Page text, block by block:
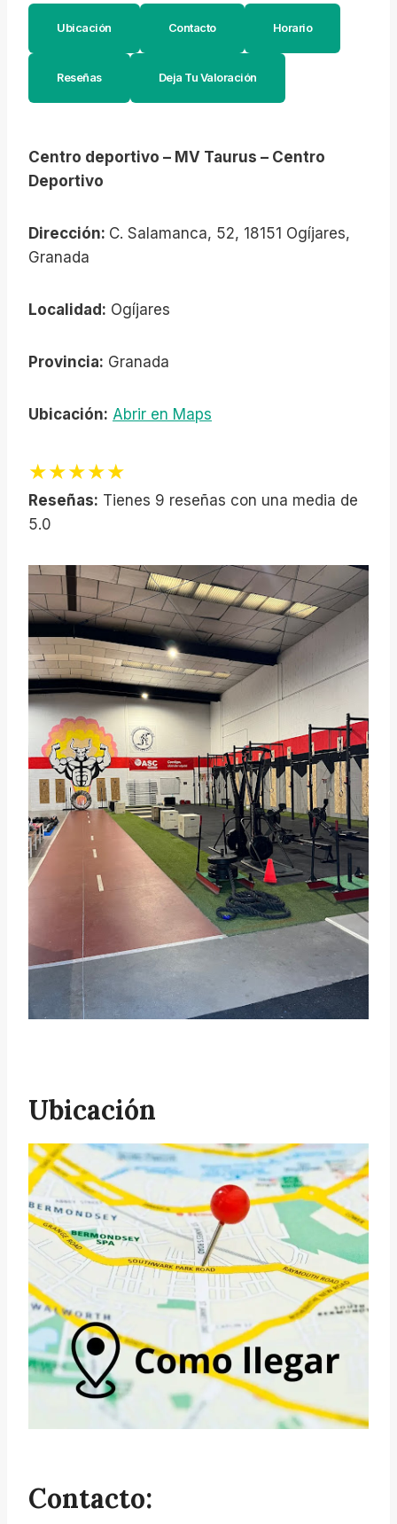
Ubicación Contacto Horario
Reseñas Deja Tu Valoración
Centro deportivo – MV Taurus – Centro
Deportivo
Dirección: C. Salamanca, 52, 18151 Ogíjares,
Granada
Localidad: Ogíjares
Provincia: Granada
Ubicación: Abrir en Maps
★★★★★
Reseñas: Tienes 9 reseñas con una media de
5.0
Ubicación
Contacto: